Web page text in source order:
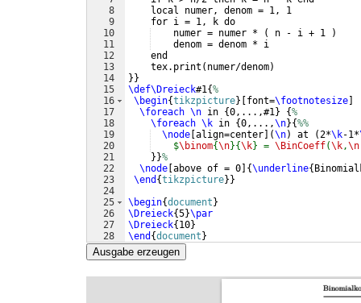
8
9
10
11
12
13
14
15
16
17
18
19
20
21
22
23
24
25
26
27
28
    local numer, denom = 1, 1
    for i = 1, k do
    numer = numer *
( n - i + 1
)
    denom = denom * i
    end
    tex.print
( numer/denom)
}}
\def\Dreieck#1{%
\begin{tikzpicture} font=\footnotesize
\foreach \n in {0,...,#1} {%
\foreach \k in {0,...,\n}{%%
\node align=center (\n) at (2*\k-1*
$\binom{\n}{\k} = \BinCoeff(\k,\n
}}%
\node above of = 0 {\underline{
\end {tikzpicture} }
\begin{document }
\Dreieck{5}\par
\Dreieck{ 10}
\end {document }
Ausgabe erzeugen